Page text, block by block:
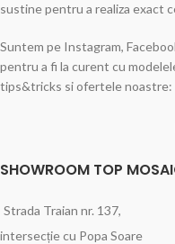
sustine pentru a realiza exact
Suntem pe Instagram,
pentru a fi la curent cu
tips&tricks si ofertele noastre:
SHOWROOM TOP
Strada Traian nr. 137,
intersecție cu Popa Soare